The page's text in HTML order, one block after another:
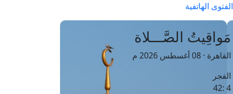
الفتوى الهاتفية
مَواقِيتُ الصَّـــلاة
القاهرة · 08 أغسطس 2026 م
الفجر
4 :42